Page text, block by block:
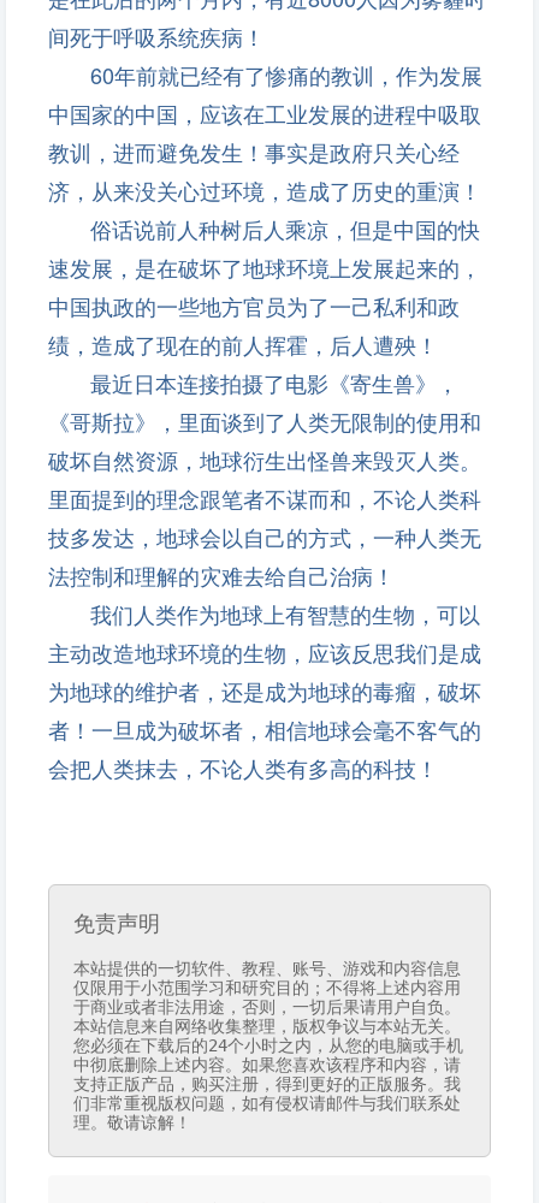
间死于呼吸系统疾病！
60年前就已经有了惨痛的教训，作为发展
中国家的中国，应该在工业发展的进程中吸取
教训，进而避免发生！事实是政府只关心经
济，从来没关心过环境，造成了历史的重演！
俗话说前人种树后人乘凉，但是中国的快
速发展，是在破坏了地球环境上发展起来的，
中国执政的一些地方官员为了一己私利和政
绩，造成了现在的前人挥霍，后人遭殃！
最近日本连接拍摄了电影《寄生兽》，
《哥斯拉》，里面谈到了人类无限制的使用和
破坏自然资源，地球衍生出怪兽来毁灭人类。
里面提到的理念跟笔者不谋而和，不论人类科
技多发达，地球会以自己的方式，一种人类无
法控制和理解的灾难去给自己治病！
我们人类作为地球上有智慧的生物，可以
主动改造地球环境的生物，应该反思我们是成
为地球的维护者，还是成为地球的毒瘤，破坏
者！一旦成为破坏者，相信地球会毫不客气的
会把人类抹去，不论人类有多高的科技！
免责声明
本站提供的一切软件、教程、账号、游戏和内容信息
仅限用于小范围学习和研究目的；不得将上述内容用
于商业或者非法用途，否则，一切后果请用户自负。
本站信息来自网络收集整理，版权争议与本站无关。
您必须在下载后的24个小时之内，从您的电脑或手机
中彻底删除上述内容。如果您喜欢该程序和内容，请
支持正版产品，购买注册，得到更好的正版服务。我
们非常重视版权问题，如有侵权请邮件与我们联系处
理。敬请谅解！